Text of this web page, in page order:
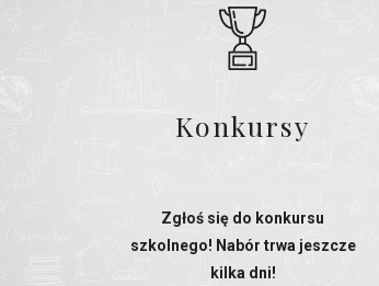
Konkursy
Zgłoś się do konkursu
szkolnego! Nabór trwa jeszcze
kilka dni!